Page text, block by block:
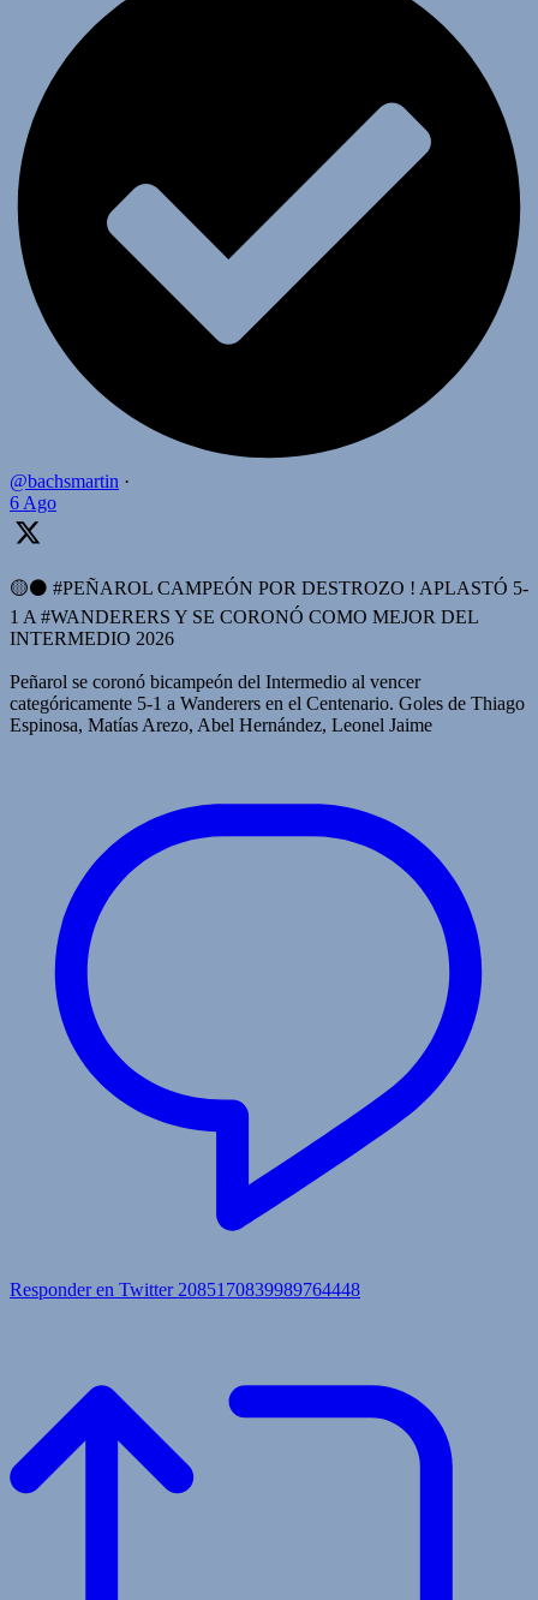
@bachsmartin ·
6 Ago
🟡⚫️ #PEÑAROL CAMPEÓN POR DESTROZO ! APLASTÓ 5-
1 A #WANDERERS Y SE CORONÓ COMO MEJOR DEL
INTERMEDIO 2026
Peñarol se coronó bicampeón del Intermedio al vencer
categóricamente 5-1 a Wanderers en el Centenario. Goles de Thiago
Espinosa, Matías Arezo, Abel Hernández, Leonel Jaime
Responder en Twitter 2085170839989764448